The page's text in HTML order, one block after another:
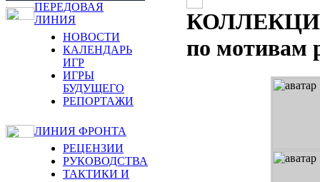
ПЕРЕДОВАЯ
ЛИНИЯ
НОВОСТИ
КАЛЕНДАРЬ
ИГР
ИГРЫ
БУДУЩЕГО
РЕПОРТАЖИ
ЛИНИЯ ФРОНТА
РЕЦЕНЗИИ
РУКОВОДСТВА
ТАКТИКИ И
по мотивам